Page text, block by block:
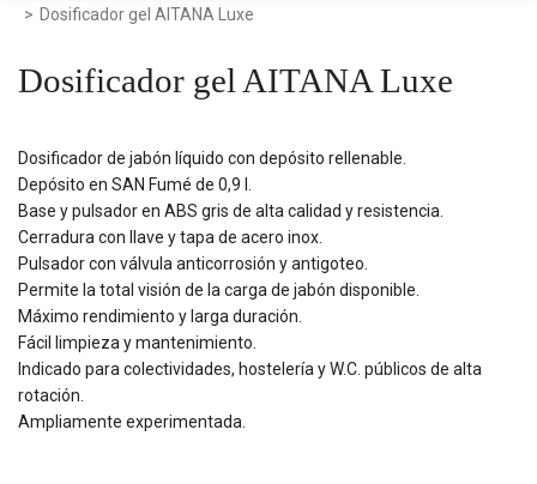
> Dosificador gel AITANA Luxe
Dosificador gel AITANA Luxe
Dosificador de jabón líquido con depósito rellenable.
Depósito en SAN Fumé de 0,9 l.
Base y pulsador en ABS gris de alta calidad y resistencia.
Cerradura con llave y tapa de acero inox.
Pulsador con válvula anticorrosión y antigoteo.
Permite la total visión de la carga de jabón disponible.
Máximo rendimiento y larga duración.
Fácil limpieza y mantenimiento.
Indicado para colectividades, hostelería y W.C. públicos de alta
rotación.
Ampliamente experimentada.